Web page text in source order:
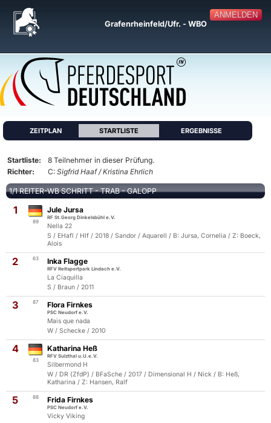
ANMELDEN
Grafenrheinfeld/Ufr. - WBO
ZEITPLAN STARTLISTE ERGEBNISSE
Startliste:
8 Teilnehmer in dieser Prüfung.
Richter:
C: Sigfrid Haaf / Kristina Ehrlich
1/1 REITER-WB SCHRITT - TRAB - GALOPP
1
89
Jule Jursa
RF St.Georg Dinkelsbühl e.V.
Nella 22
S / EHafl / Hlf / 2018 / Sandor / Aquarell / B: Jursa, Cornelia / Z: Boeck,
Alois
2 63 Inka Flagge
RFV Reitsportpark Lindach e.V.
La Ciaquilla
S / Braun / 2011
3 87 Flora Firnkes
PSC Neudorf e.V.
Mais que nada
W / Schecke / 2010
4
83
Katharina Heß
RFV Sulzthal u.U.e.V.
Silbermond H
W / DR (ZfdP) / BFaSche / 2017 / Dimensional H / Nick / B: Heß,
Katharina / Z: Hansen, Ralf
5 88 Frida Firnkes
PSC Neudorf e.V.
Vicky Viking